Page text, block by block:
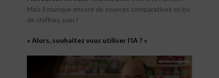
Mais il manque encore de sources comparatives et/ou
de chiffres, non ?
« Alors, souhaitez vous utiliser l’IA ? »